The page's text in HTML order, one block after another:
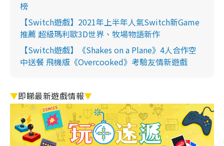
榜
【Switch遊戲】2021年上半年人氣Switch新Game
推薦 超級瑪利歐3D世界、牧場物語新作
【Switch遊戲】《Shakes on a Plane》4人合作空
中送餐 飛機版《Overcooked》考驗友情新遊戲
▼即睇最新遊戲情報▼